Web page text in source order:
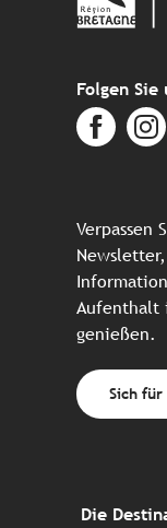
Folgen Sie
Verpassen
Aufenthalt
genießen.
Sich
Die